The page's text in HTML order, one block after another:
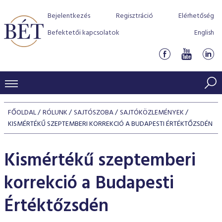
Bejelentkezés Regisztráció
Elérhetőség
Befektetői kapcsolatok
English
KERESKEDÉSI ADATOK
INDEXEK
Kötvényindexek
Jelzáloglevél indexek
Vállalati kötvény indexek
Kedvenc instrumentumok
Azonnali Piac
Részvények
Származékos piac
BEFEKTETŐK
Termékcsoportok
Indexek
Részvény szekció
Hitelpapír szekció
Szabályozás
BÉT szabályzatok
Befektetővédelem
Alkalmazott díjstruktúra
Elszámolás
KIBOCSÁTÓK
Részvény és vállalati kötvény tőzsdei bevezetését
program
BÉT Xtend - Részvénypiac egyszerűen
TŐZSDETAGOK
Tőzsdetagok, üzletkötők
VENDOROK
FŐOLDAL RÓLUNK SAJTÓSZOBA SAJTÓKÖZLEMÉNYEK
KISMÉRTÉKŰ SZEPTEMBERI KORREKCIÓ A BUDAPESTI ÉRTÉKTŐZSDÉN
Kismértékű szeptemberi
korrekció a Budapesti
Értéktőzsdén